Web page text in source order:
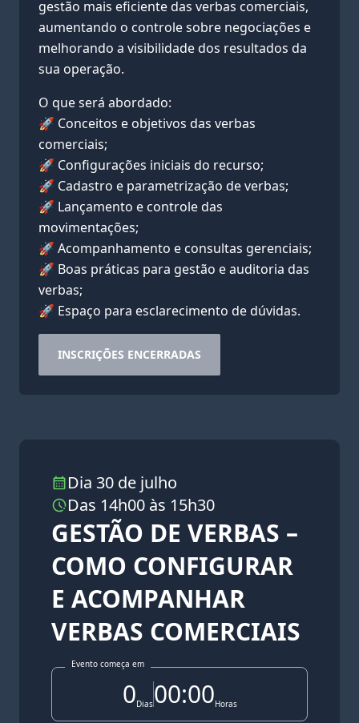
gestão mais eficiente das verbas comerciais,
aumentando o controle sobre negociações e
melhorando a visibilidade dos resultados da
sua operação.
O que será abordado:
🚀 Conceitos e objetivos das verbas
comerciais;
🚀 Configurações iniciais do recurso;
🚀 Cadastro e parametrização de verbas;
🚀 Lançamento e controle das
movimentações;
🚀 Acompanhamento e consultas gerenciais;
🚀 Boas práticas para gestão e auditoria das
verbas;
🚀 Espaço para esclarecimento de dúvidas.
INSCRIÇÕES ENCERRADAS
Dia 30 de julho
Das 14h00 às 15h30
GESTÃO DE VERBAS –
COMO CONFIGURAR
E ACOMPANHAR
VERBAS COMERCIAIS
Evento começa em
0Dias00:00Horas